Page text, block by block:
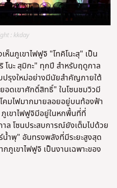
: kkday
นภูเขาไฟฟูจิ "โทคิโนะสุ" เป็น
นะ สุมิกะ" ทุกปี สําหรับฤดูกาล
รุงใหม่อย่างมีนัยสําคัญภายใต้
ดเขาศักดิ์สิทธิ์" ในโซนชมวิวมี
คมไฟมากมายลอยอยู่บนท้องฟ้า
เขาไฟฟูจิมีอยู่ในหกพื้นที่ที่
ล โซนประสบการณ์ยังเต็มไปด้วย
น้ําพุ" อันทรงพลังที่มีระยะสูงสุด
ภูเขาไฟฟูจิ เป็นงานเฉพาะของ